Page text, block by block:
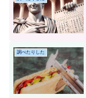
調べたりした